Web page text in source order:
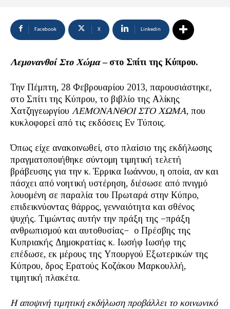
Facebook X Linkedin
Λεμονανθοί Στο Χώμα – στο Σπίτι της Κύπρου.
Την Πέμπτη, 28 Φεβρουαρίου 2013, παρουσιάστηκε,
στο Σπίτι της Κύπρου, το βιβλίο της Αλίκης
Χατζηγεωργίου ΛΕΜΟΝΑΝΘΟΙ ΣΤΟ ΧΩΜΑ, που
κυκλοφορεί από τις εκδόσεις Εν Τύποις.
Όπως είχε ανακοινωθεί, στο πλαίσιο της εκδήλωσης
πραγματοποιήθηκε σύντομη τιμητική τελετή
βράβευσης για την κ. Έρρικα Ιωάννου, η οποία, αν και
πάσχει από νοητική υστέρηση, διέσωσε από πνιγμό
λουομένη σε παραλία του Πρωταρά στην Κύπρο,
επιδεικνύοντας θάρρος, γενναιότητα και σθένος
ψυχής. Τιμώντας αυτήν την πράξη της −πράξη
ανθρωπισμού και αυτοθυσίας− ο Πρέσβης της
Κυπριακής Δημοκρατίας κ. Ιωσήφ Ιωσήφ της
επέδωσε, εκ μέρους της Υπουργού Εξωτερικών της
Κύπρου, δρος Ερατούς Κοζάκου Μαρκουλλή,
τιμητική πλακέτα.
Η αποψινή τιμητική εκδήλωση προβάλλει το κοινωνικό